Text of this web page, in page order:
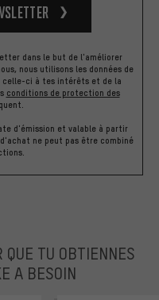
dans le but de l'améliorer
nous utilisons les données de
celle-ci à tes intérêts et de la
conditions de protection des
d'émission et valable à partir
ne peut pas être combiné
QUE TU OBTIENNES
A BESOIN